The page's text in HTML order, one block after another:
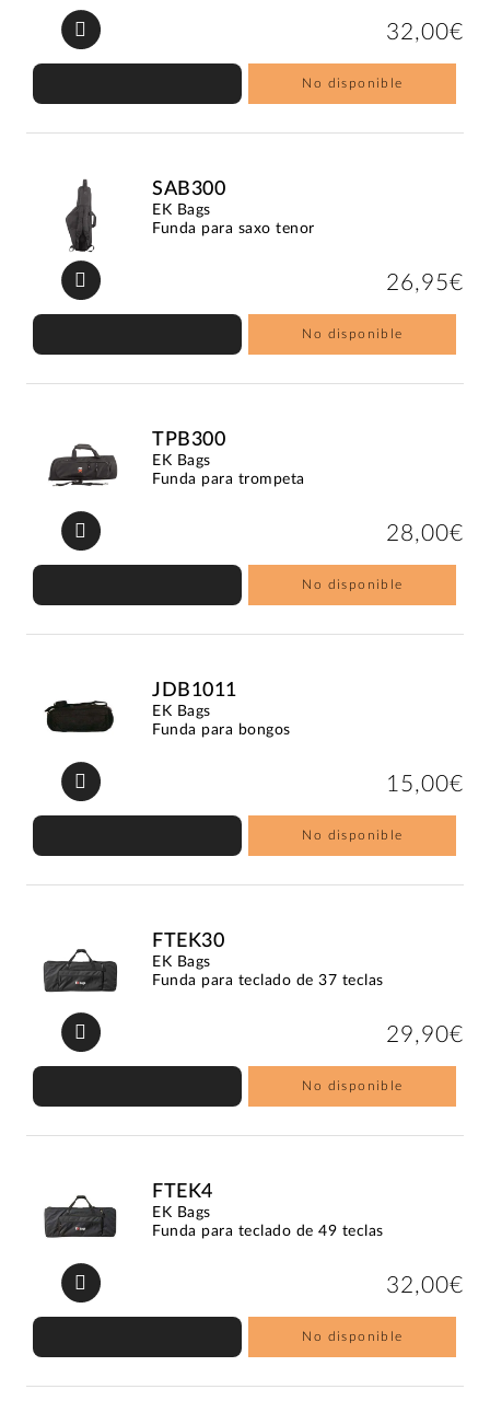
32,00€
No disponible
SAB300
EK Bags
Funda para saxo tenor
26,95€
No disponible
TPB300
EK Bags
Funda para trompeta
28,00€
No disponible
JDB1011
EK Bags
Funda para bongos
15,00€
No disponible
FTEK30
EK Bags
Funda para teclado de 37 teclas
29,90€
No disponible
FTEK4
EK Bags
Funda para teclado de 49 teclas
32,00€
No disponible